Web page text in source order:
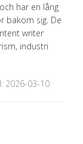
har en lång
bakom sig. De
writer
industri
2026-03-10